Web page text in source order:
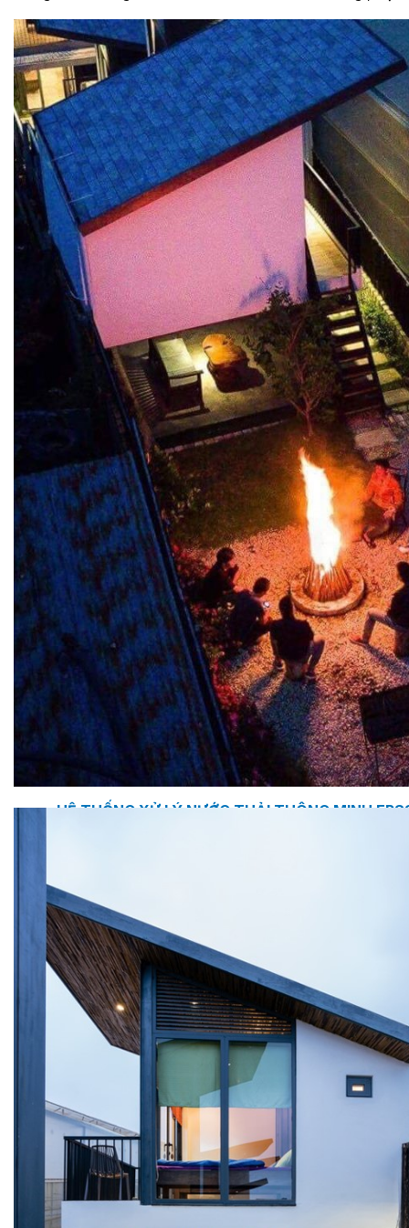
MASTER COPPO (KIỂU DÁNG NGÓI ĐỊA
Bơm Epsso
HỆ THỐNG BƠM TĂNG ÁP EPSSO
BƠM TRỤC ĐỨNG ĐƠN TẦNG CÁNH INLINE DP
BƠM TRỤC ĐỨNG ĐA TẦNG CÁNH EPSSO
BƠM TRỤC NGANG ĐA TẦNG CÁNH EPSSO
BƠM TRỤC NGANG RỜI TRỤC DSV EPSSO
BƠM CHÌM THOÁT NƯỚC EPSSO
HỆ THỐNG BƠM NÂNG NƯỚC THẢI VỆ SINH
HỆ THỐNG CẤP NƯỚC UỐNG EPSSO
HỆ THỐNG TÁCH DẦU NƯỚC THẢI EPSSO
HỆ THỐNG XỬ LÝ NƯỚC THẢI THÔNG MINH
TRẠM BƠM TÍCH HỢP SẴN THÔNG MINH EPSSO
HỆ THỐNG BƠM PCCC NGUYÊN CỤM EPSSO
BƠM CHÌM PACKAGE EPSSO
Van Watts